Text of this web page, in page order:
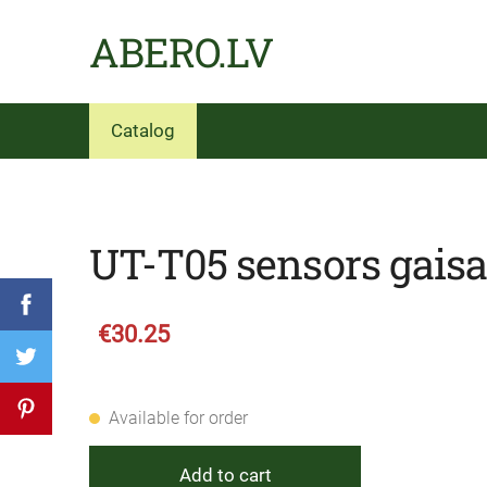
ABERO.LV
Catalog
UT-T05 sensors
€30.25
Available for order
Add to cart